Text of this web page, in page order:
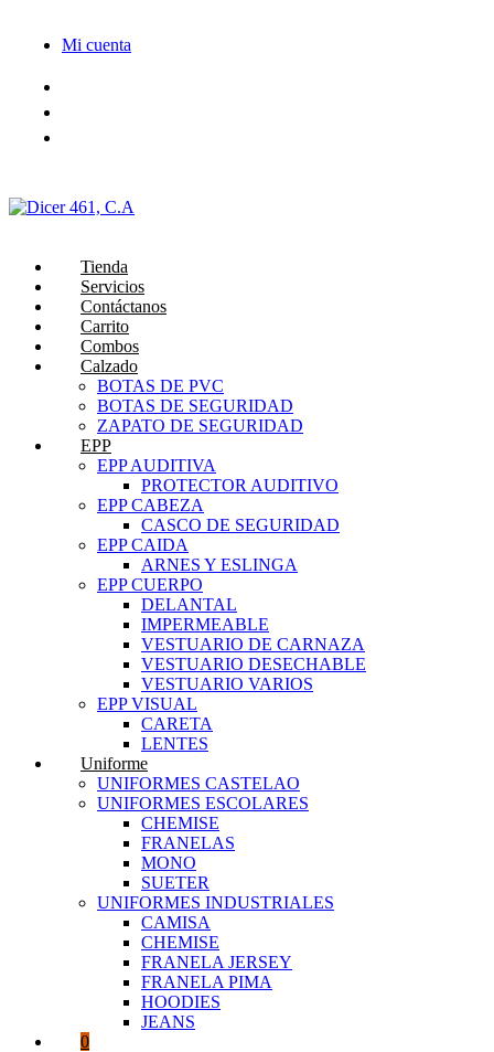
contenido
Mi cuenta
Tienda
Servicios
Contáctanos
Carrito
Combos
Calzado
BOTAS DE PVC
BOTAS DE SEGURIDAD
ZAPATO DE SEGURIDAD
EPP
EPP AUDITIVA
PROTECTOR AUDITIVO
EPP CABEZA
CASCO DE SEGURIDAD
EPP CAIDA
ARNES Y ESLINGA
EPP CUERPO
DELANTAL
IMPERMEABLE
VESTUARIO DE CARNAZA
VESTUARIO DESECHABLE
VESTUARIO VARIOS
EPP VISUAL
CARETA
LENTES
Uniforme
UNIFORMES CASTELAO
UNIFORMES ESCOLARES
CHEMISE
FRANELAS
MONO
SUETER
UNIFORMES INDUSTRIALES
CAMISA
CHEMISE
FRANELA JERSEY
FRANELA PIMA
HOODIES
JEANS
0